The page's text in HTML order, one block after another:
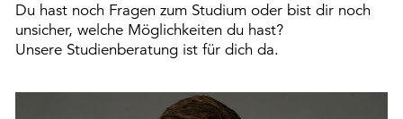
Du hast noch Fragen zum Studium oder bist dir noch
unsicher, welche Möglichkeiten du hast?
Unsere Studienberatung ist für dich da.